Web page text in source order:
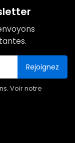
Rejoignez
Voir notre